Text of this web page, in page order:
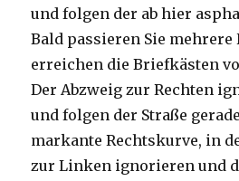
und folgen der ab hier
Bald passieren Sie mehrere
erreichen die Briefkästen
Der Abzweig zur Rechten
und folgen der Straße
markante Rechtskurve, in
zur Linken ignorieren und